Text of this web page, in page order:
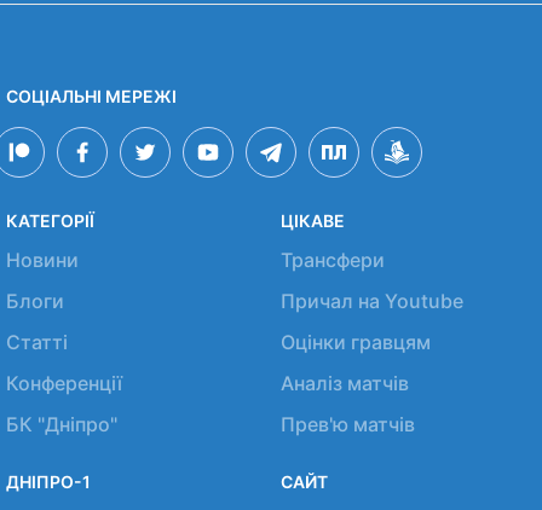
СОЦІАЛЬНІ МЕРЕЖІ
КАТЕГОРІЇ
Новини
Блоги
Статті
Конференції
БК "Дніпро"
ЦІКАВЕ
Трансфери
Причал на Youtube
Оцінки гравцям
Аналіз матчів
Прев'ю матчів
ДНІПРО-1 САЙТ